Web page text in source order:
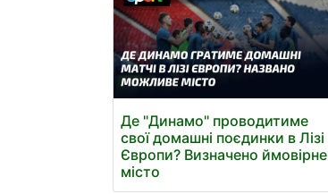
Де "Динамо" проводитиме
свої домашні поєдинки в Лізі
Європи? Визначено ймовірне
місто